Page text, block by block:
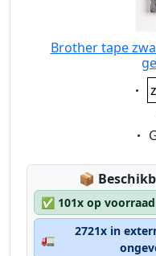
Brother tape
📦
✅ 101x op
🚛
2721x in